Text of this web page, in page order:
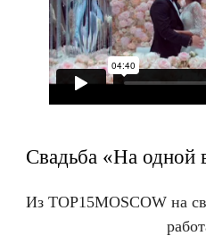
Свадьба «На
Из TOP15MOSCOW на